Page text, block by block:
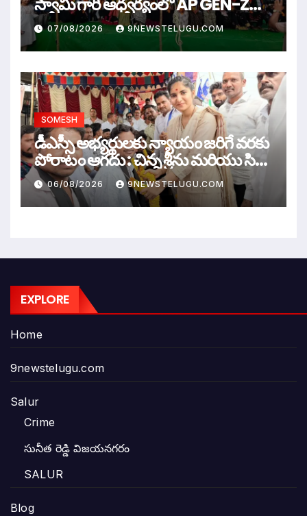
WAR
07/08/2026 9NEWSTELUGU.COM
SOMESH
డీఎస్సీ అభ్యర్థులకు న్యాయం జరిగే వరకు
పోరాటం ఆగదు : చిన్న శ్రీను మరియు సిరి
సహస్ర
06/08/2026 9NEWSTELUGU.COM
EXPLORE
Home
9newstelugu.com
Salur
Crime
సునీత రెడ్డి విజయనగరం
SALUR
Blog